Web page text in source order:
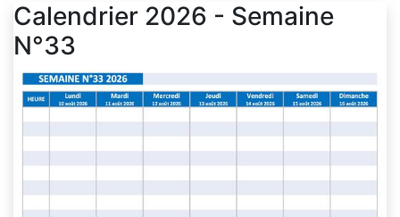
Calendrier 2026 - Semaine
N°33